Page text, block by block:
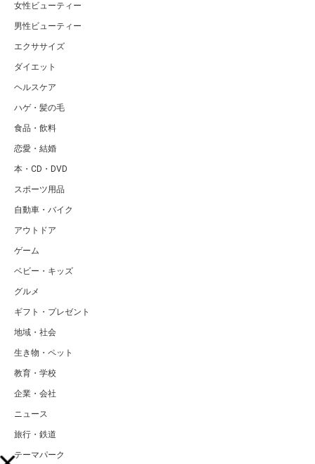
女性ビューティー
男性ビューティー
エクササイズ
ダイエット
ヘルスケア
ハゲ・髪の毛
食品・飲料
恋愛・結婚
本・CD・DVD
スポーツ用品
自動車・バイク
アウトドア
ゲーム
ベビー・キッズ
グルメ
ギフト・プレゼント
地域・社会
生き物・ペット
教育・学校
企業・会社
ニュース
旅行・鉄道
テーマパーク